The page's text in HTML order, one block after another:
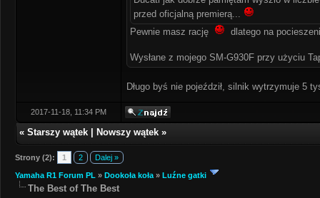
przed oficjalną premierą...
Pewnie masz rację
dlatego na
Wysłane z mojego SM-G930F przy użyciu
Długo byś nie pojeździł, silnik wytrzymuje 5
2017-11-18, 11:34 PM
« Starszy wątek Nowszy wątek »
Strony (2): 1 2 Dalej »
Yamaha R1 Forum PL » Dookoła koła » Luźne gatki
The Best of The Best